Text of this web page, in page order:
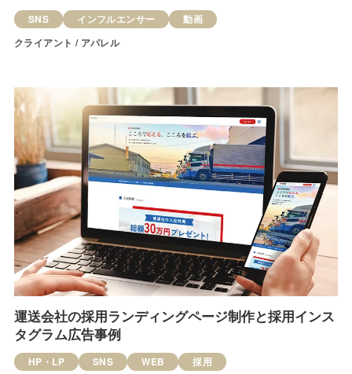
SNS インフルエンサー
動画
クライアント / アパレル
運送会社の採用ランディングページ制作と採用インス
タグラム広告事例
HP・LP SNS WEB
採用